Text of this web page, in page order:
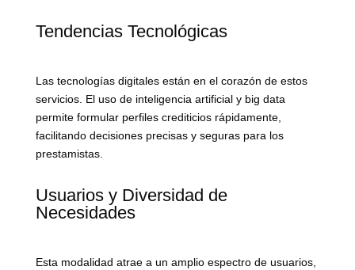
Tendencias Tecnológicas
Las tecnologías digitales están en el corazón de estos
servicios. El uso de inteligencia artificial y big data
permite formular perfiles crediticios rápidamente,
facilitando decisiones precisas y seguras para los
prestamistas.
Usuarios y Diversidad de
Necesidades
Esta modalidad atrae a un amplio espectro de usuarios,